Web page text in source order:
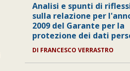
Analisi e spunti di
sulla relazione per
2009 del Garante per la
protezione dei dati
DI FRANCESCO VERRASTRO